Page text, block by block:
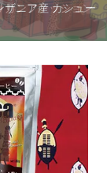
ンファッション
ザニア産 カシュー